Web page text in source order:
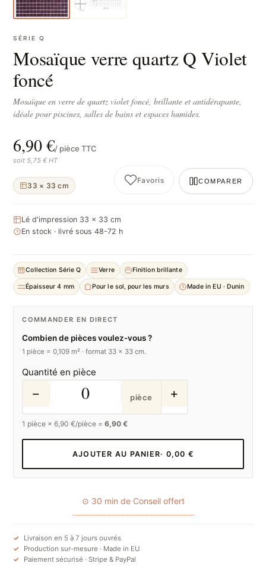
SÉRIE Q
Mosaïque verre quartz Q Violet
foncé
Mosaïque en verre de quartz violet foncé, brillante et antidérapante,
idéale pour piscines, salles de bains et espaces humides.
6,90 €/ pièce TTC
soit 5,75 € HT
33 × 33 cm
Favoris COMPARER
Lé d'impression 33 × 33 cm
En stock · livré sous 48-72 h
Collection Série Q Verre Finition brillante
Épaisseur 4 mm Pour le sol, pour les murs Made in EU · Dunin
COMMANDER EN DIRECT
Combien de pièces voulez-vous ?
1 pièce = 0,109 m² · format 33 × 33 cm.
Quantité en pièce
− pièce +
1 pièce ×6,90 €/pièce =6,90 €
AJOUTER AU PANIER· 0,00 €
⊙ 30 min de Conseil offert
Livraison en 5 à 7 jours ouvrés
Production sur-mesure · Made in EU
Paiement sécurisé · Stripe & PayPal